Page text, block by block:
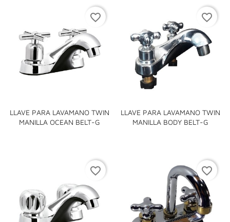
LLAVE PARA LAVAMANO TWIN
MANILLA OCEAN BELT-G
favorite_border
LLAVE PARA LAVAMANO TWIN
MANILLA BODY BELT-G
favorite_border
favorite_border favorite_border